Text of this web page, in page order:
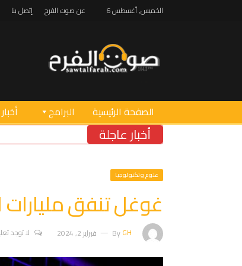
الخميس, أغسطس 6 عن صوت الفرح إتصل بنا
الصفحة الرئيسية البرامج أخبار
أخبار عاجلة
علوم وتكنولوجيا
غوغل تنفق مليارات
ByGH فبراير 2, 2024 لا توجد